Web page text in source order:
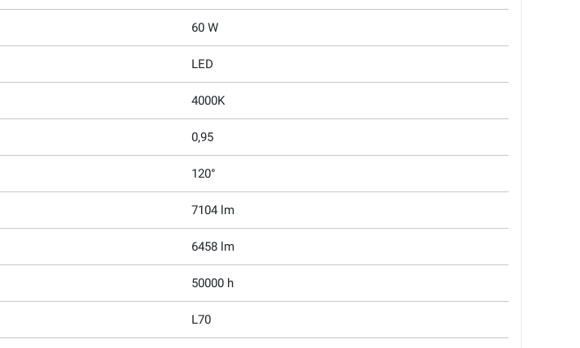
60 W
LED
4000K
0,95
120°
7104 lm
6458 lm
50000 h
L70